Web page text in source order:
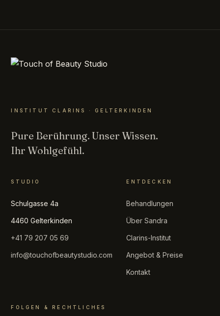
INSTITUT CLARINS · GELTERKINDEN
Pure Berührung. Unser Wissen.
Ihr Wohlgefühl.
STUDIO
Schulgasse 4a
4460 Gelterkinden
+41 79 207 05 69
info@touchofbeautystudio.com
ENTDECKEN
Behandlungen
Über Sandra
Clarins-Institut
Angebot & Preise
Kontakt
FOLGEN & RECHTLICHES